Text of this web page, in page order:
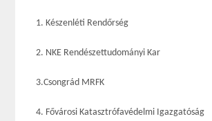
1. Készenléti Rendőrség
2. NKE Rendészettudományi Kar
3.Csongrád MRFK
4. Fővárosi Katasztrófavédelmi Igazgatóság